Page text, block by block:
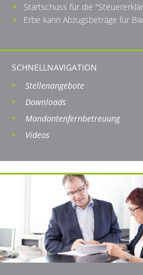
Startschuss für die
Erbe kann Abzugsbeträge für
SCHNELLNAVIGATION
Stellenangebote
Downloads
Mandantenfernbetreuung
Videos